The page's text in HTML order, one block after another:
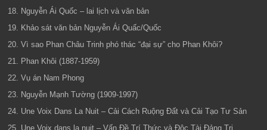
18. Nguyễn Ái Quốc – lai lịch và văn bản
19. Khảo sát văn bản Nguyễn Ái Quấc/Quốc
20. Vì sao Phan Châu Trinh phó thác “đại sự” cho Phan Khôi?
21. Phan Khôi (1887-1959)
22. Vụ án Nam Phong
23. Nguyễn Mạnh Tường (1909-1997)
24. Une Voix Dans La Nuit – Cải Cách Ruộng Đất và Cải Tạo Tư Sản
25. Une Voix dans la nuit – Vấn Đề Trí Thức và Độc Tài Đảng Trị